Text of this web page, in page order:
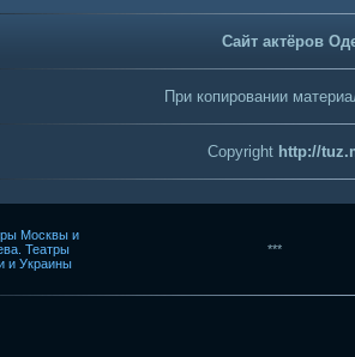
Сайт актёров
При копировании
Copyright http://
***